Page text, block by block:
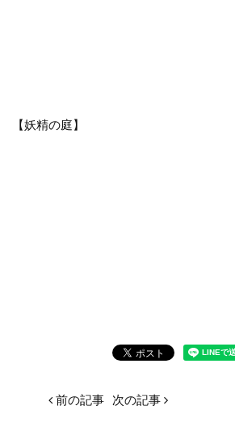
【妖精の庭】
前の記事 次の記事